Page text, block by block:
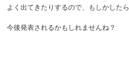
よく出てきたりするので、もしかしたら
今後発表されるかもしれませんね？